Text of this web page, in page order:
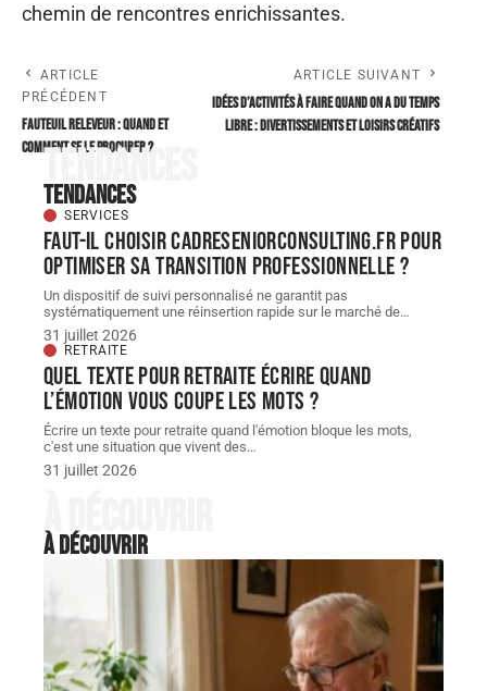
chemin de rencontres enrichissantes.
ARTICLE
PRÉCÉDENT
Fauteuil releveur : quand et
comment se le procurer ?
ARTICLE SUIVANT
Idées d’activités à faire quand on a du temps
libre : divertissements et loisirs créatifs
Tendances
Tendances
SERVICES
Faut-il choisir cadreseniorconsulting.fr pour
optimiser sa transition professionnelle ?
Un dispositif de suivi personnalisé ne garantit pas
systématiquement une réinsertion rapide sur le marché de…
31 juillet 2026
RETRAITE
Quel texte pour retraite écrire quand
l’émotion vous coupe les mots ?
Écrire un texte pour retraite quand l'émotion bloque les mots,
c'est une situation que vivent des…
31 juillet 2026
À découvrir
À découvrir